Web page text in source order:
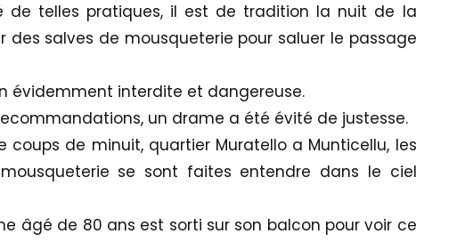
de telles pratiques, il est de tradition la nuit de la
des salves de mousqueterie pour saluer le passage
évidemment interdite et dangereuse.
un drame a été évité de justesse.
coups de minuit, quartier Muratello a Munticellu, les
se sont faites entendre dans le ciel
âgé de 80 ans est sorti sur son balcon pour voir ce